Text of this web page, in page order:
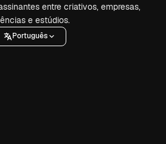
entre criativos, empresas,
e estúdios.
Português